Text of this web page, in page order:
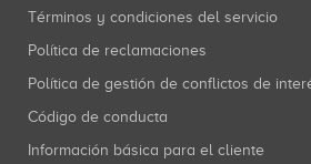
Términos y condiciones del servicio
Política de reclamaciones
Política de gestión de conflictos de
Código de conducta
Información básica para el cliente